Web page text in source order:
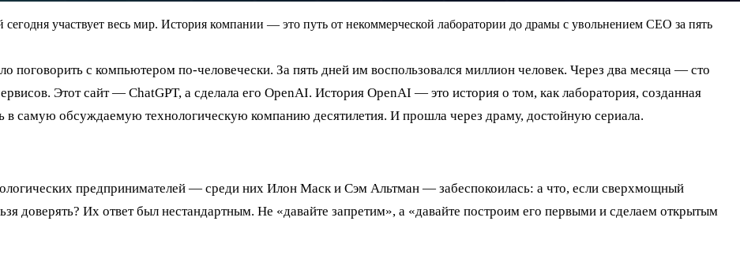
участвует весь мир. История компании — это путь от некоммерческой лаборатории до драмы с увольнением CEO за пять
с компьютером по-человечески. За пять дней им воспользовался миллион человек. Через два месяца — сто
Этот сайт — ChatGPT, а сделала его OpenAI. История OpenAI — это история о том, как лаборатория, созданная
в самую обсуждаемую технологическую компанию десятилетия. И прошла через драму, достойную сериала.
предпринимателей — среди них Илон Маск и Сэм Альтман — забеспокоилась: а что, если сверхмощный
доверять? Их ответ был нестандартным. Не «давайте запретим», а «давайте построим его первыми и сделаем открытым